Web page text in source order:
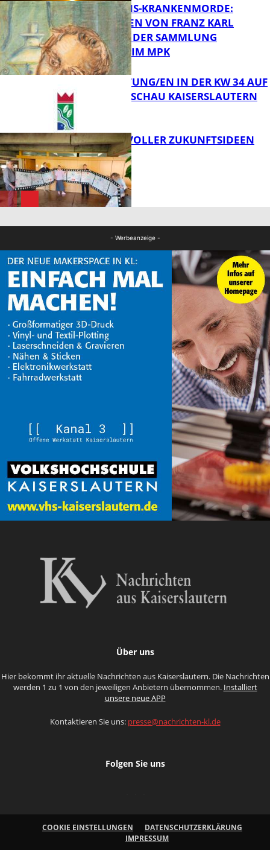
Bildung
OPFER DER NS-KRANKENMORDE:
ZEICHNUNGEN VON FRANZ KARL
BÜHLER AUS DER SAMMLUNG
PRINZHORN IM MPK
FB Kultur
VERANSTALTUNG/EN IN DER KW 34 AUF
DER GARTENSCHAU KAISERSLAUTERN
FILMROLLE VOLLER ZUKUNFTSIDEEN
- Werbeanzeige -
Über uns
Hier bekommt ihr aktuelle Nachrichten aus Kaiserslautern. Die Nachrichten
werden 1 zu 1 von den jeweiligen Anbietern übernommen. Installiert
unsere neue APP
Kontaktieren Sie uns: presse@nachrichten-kl.de
Folgen Sie uns
COOKIE EINSTELLUNGEN
DATENSCHUTZERKLÄRUNG
IMPRESSUM